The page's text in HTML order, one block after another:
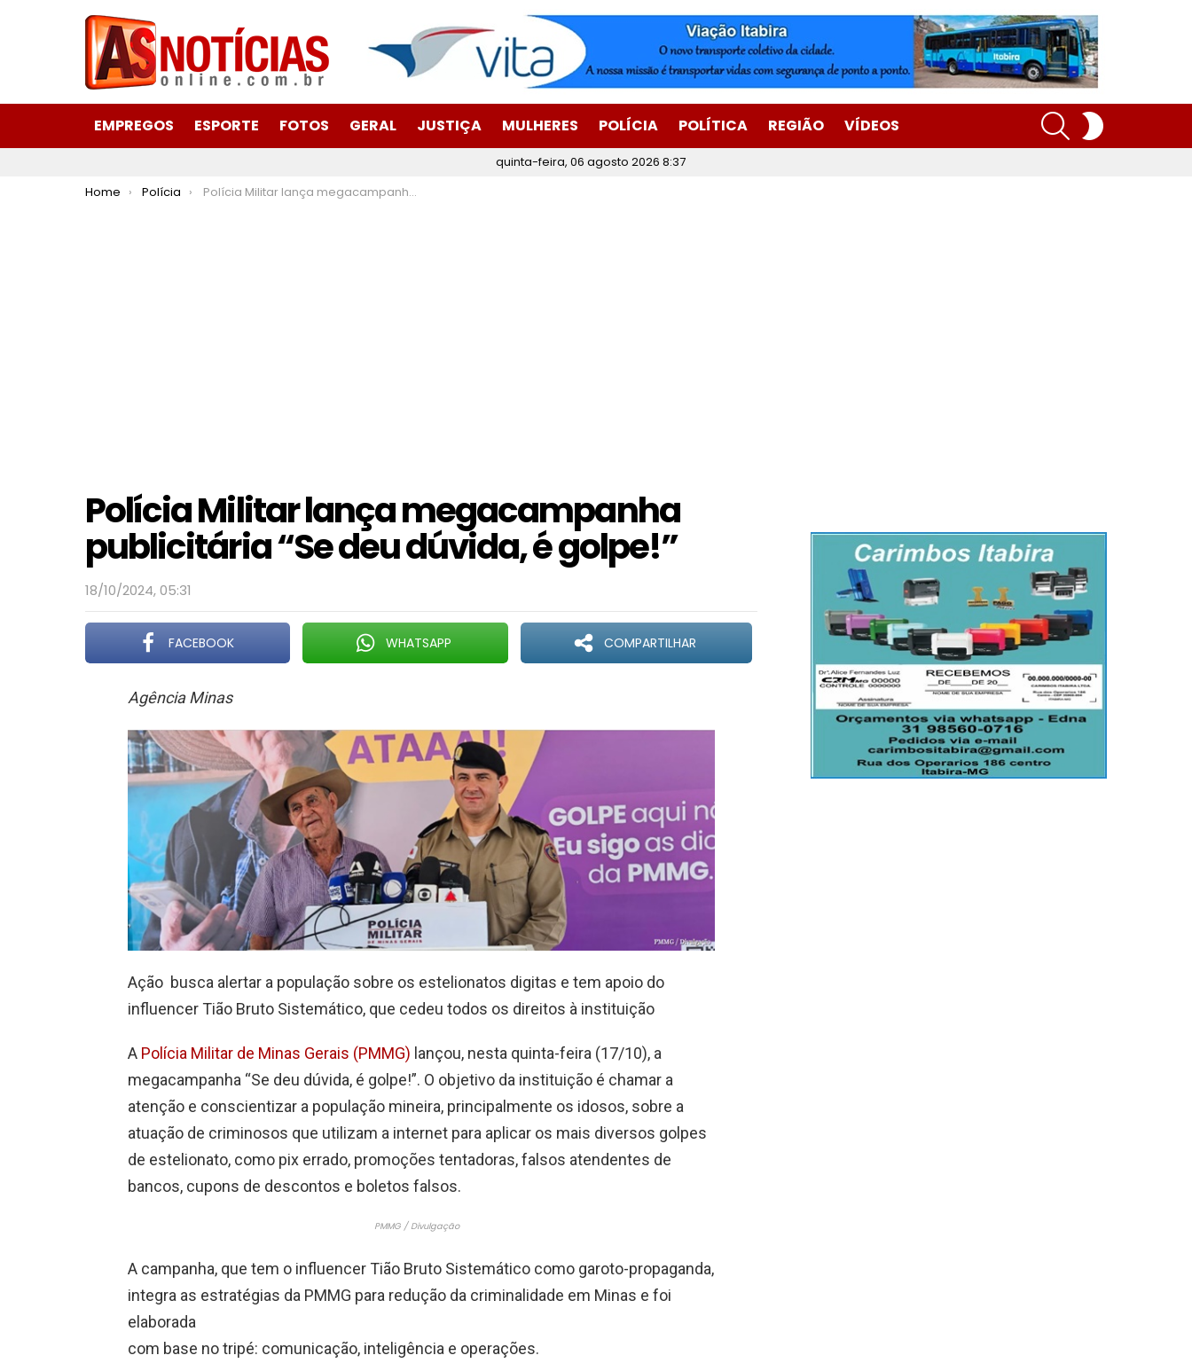
EMPREGOS ESPORTE FOTOS GERAL JUSTIÇA MULHERES POLÍCIA POLÍTICA REGIÃO VÍDEOS
SEARCH
quinta-feira, 06 agosto 2026 8:37
You are here:
Home Polícia Polícia Militar lança megacampanha publicitária “Se deu dúvida, é golpe!”
Polícia Militar lança megacampanha
publicitária “Se deu dúvida, é golpe!”
18/10/2024, 05:31
FACEBOOK WHATSAPP COMPARTILHAR
Agência Minas
Ação busca alertar a população sobre os estelionatos digitas e tem apoio do
influencer Tião Bruto Sistemático, que cedeu todos os direitos à instituição
A Polícia Militar de Minas Gerais (PMMG) lançou, nesta quinta-feira (17/10), a
megacampanha “Se deu dúvida, é golpe!”. O objetivo da instituição é chamar a
atenção e conscientizar a população mineira, principalmente os idosos, sobre a
atuação de criminosos que utilizam a internet para aplicar os mais diversos golpes
de estelionato, como pix errado, promoções tentadoras, falsos atendentes de
bancos, cupons de descontos e boletos falsos.
PMMG / Divulgação
A campanha, que tem o influencer Tião Bruto Sistemático como garoto-propaganda,
integra as estratégias da PMMG para redução da criminalidade em Minas e foi
elaborada
com base no tripé: comunicação, inteligência e operações.